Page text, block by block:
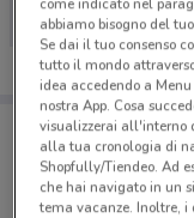
Porta
Puoi
salvarle e
dal tuo
come indicato nel
abbiamo bisogno del
Se dai il tuo consenso
tutto il mondo
idea accedendo a
nostra App. Cosa
visualizzerai all'interno
alla tua cronologia di
Shopfully/Tiendeo. Ad
che hai navigato in un
tema vacanze. Inoltre, i